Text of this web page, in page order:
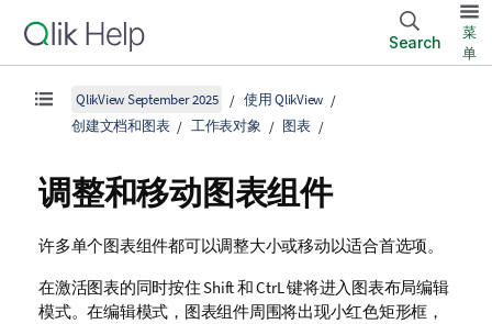
Search
菜
单
QlikView September 2025
使用 QlikView
创建文档和图表
工作表对象 图表
调整和移动图表组件
许多单个图表组件都可以调整大小或移动以适合首选项。
在激活图表的同时按住 Shift 和 CtrL 键将进入图表布局编辑
模式。在编辑模式，图表组件周围将出现小红色矩形框，